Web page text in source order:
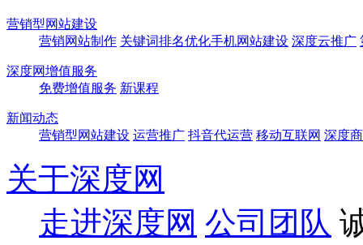
营销型网站建设
营销网站制作 关键词排名优化手机网站建设 深度云推广
深度网增值服务
免费增值服务 新课程
新闻动态
营销型网站建设 运营推广 抖音代运营 移动互联网 深度
关于深度网
走进深度网 公司团队